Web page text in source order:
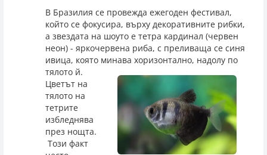
В Бразилия се провежда ежегоден фестивал,
който се фокусира, върху декоративните рибки,
а звездата на шоуто е тетра кардинал (червен
неон) - яркочервена риба, с преливаща се синя
ивица, която минава хоризонтално, надолу по
тялото й.
Цветът на
тялото на
тетрите
избледнява
през нощта.
Този факт